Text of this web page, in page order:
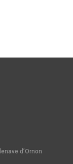
d’Ornon